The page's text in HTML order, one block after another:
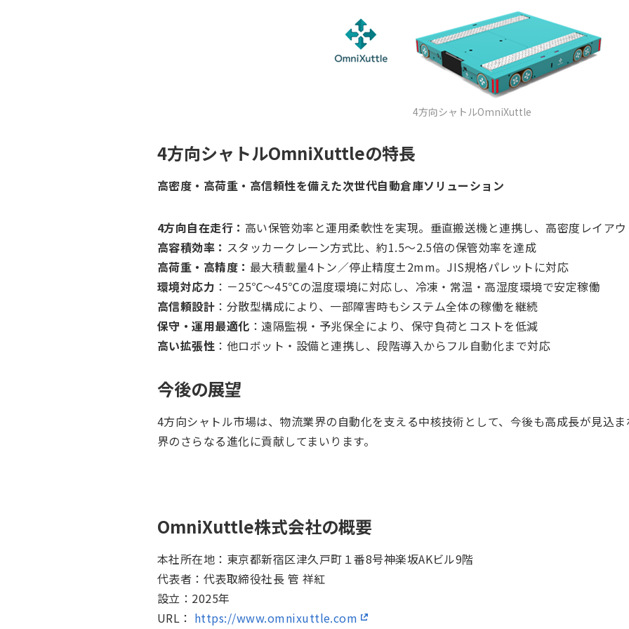
4方向シャトルOmniXuttle
4方向シャトルOmniXuttleの特長
高密度・高荷重・高信頼性を備えた次世代自動倉庫ソリューション
4方向自在走行： 高い保管効率と運用柔軟性を実現。垂直搬送機と連携し、高密度レイア
高容積効率： スタッカークレーン方式比、約1.5～2.5倍の保管効率を達成
高荷重・高精度： 最大積載量4トン／停止精度±2mm。JIS規格パレットに対応
環境対応力 ：－25℃～45℃の温度環境に対応し、冷凍・常温・高湿度環境で安定稼働
高信頼設計 ：分散型構成により、一部障害時もシステム全体の稼働を継続
保守・運用最適化 ：遠隔監視・予兆保全により、保守負荷とコストを低減
高い拡張性 ：他ロボット・設備と連携し、段階導入からフル自動化まで対応
今後の展望
4方向シャトル市場は、物流業界の自動化を支える中核技術として、今後も高成長が見込
界のさらなる進化に貢献してまいります。
OmniXuttle株式会社の概要
本社所在地：東京都新宿区津久戸町１番8号神楽坂AKビル9階
代表者：代表取締役社長 管 祥紅
設立：2025年
URL： https://www.omnixuttle.com